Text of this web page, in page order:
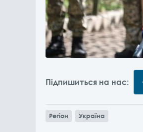
Підпишиться на нас:
Регіон Україна